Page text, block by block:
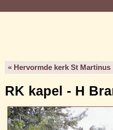
« Hervormde kerk St Martinus
RK kapel - H